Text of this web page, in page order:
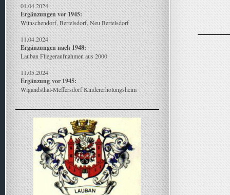
01.04.2024
Ergänzungen vor 1945:
Wünschendorf, Bertelsdorf, Neu Bertelsdorf
11.04.2024
Ergänzungen nach 1948:
Lauban Fliegeraufnahmen aus 2000
11.05.2024
Ergänzungvor 1945:
Wigandsthal-Meffersdorf Kindererholungsheim